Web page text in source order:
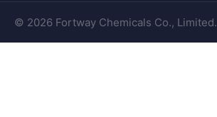
© 2026 Fortway Chemicals Co., Limited.